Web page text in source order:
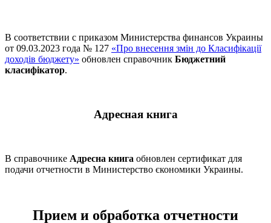
В соответствии с приказом Министерства финансов Украины
от 09.03.2023 года № 127 «Про внесення змін до Класифікації
доходів бюджету» обновлен справочник Бюджетний
класифікатор.
Адресная книга
В справочнике Адресна книга обновлен сертификат для
подачи отчетности в Министерство єкономики Украины.
Прием и обработка отчетности